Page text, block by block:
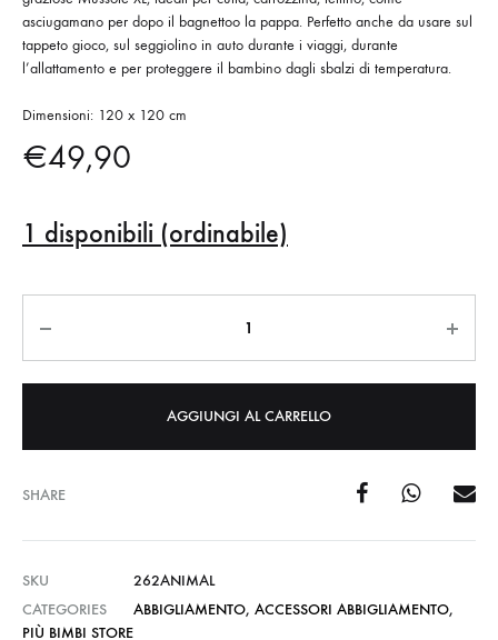
asciugamano per dopo il bagnettoo la pappa. Perfetto anche da usare sul
tappeto gioco, sul seggiolino in auto durante i viaggi, durante
l’allattamento e per proteggere il bambino dagli sbalzi di temperatura.
Dimensioni: 120 x 120 cm
€49,90
1 disponibili (ordinabile)
AGGIUNGI AL CARRELLO
SHARE
SKU
262ANIMAL
CATEGORIES
ABBIGLIAMENTO, ACCESSORI ABBIGLIAMENTO,
PIÙ BIMBI STORE